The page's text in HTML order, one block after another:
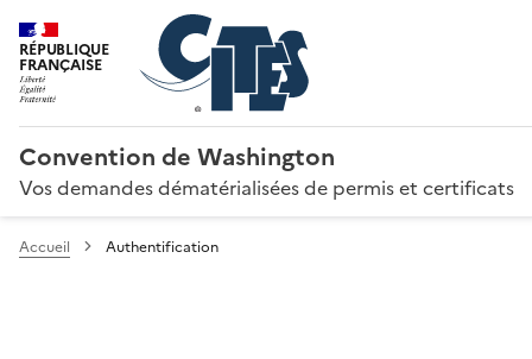
RÉPUBLIQUE
FRANÇAISE
Convention de Washington
Vos demandes dématérialisées de permis et certificats
Accueil Authentification